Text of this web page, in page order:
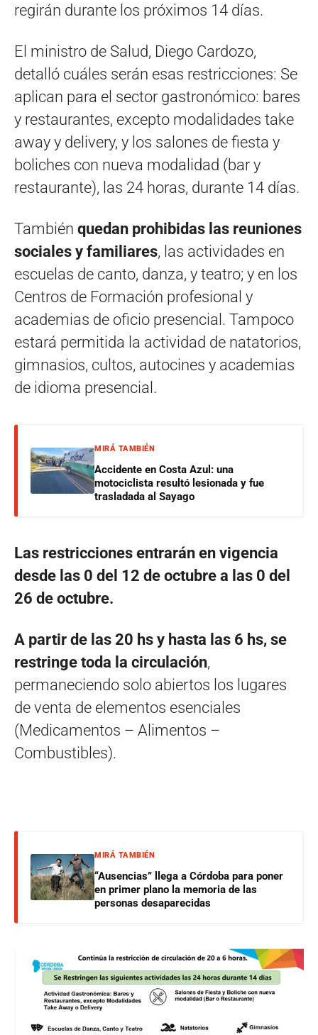
regirán durante los próximos 14 días.
El ministro de Salud, Diego Cardozo,
detalló cuáles serán esas restricciones: Se
aplican para el sector gastronómico: bares
y restaurantes, excepto modalidades take
away y delivery, y los salones de fiesta y
boliches con nueva modalidad (bar y
restaurante), las 24 horas, durante 14 días.
También quedan prohibidas las reuniones
sociales y familiares, las actividades en
escuelas de canto, danza, y teatro; y en los
Centros de Formación profesional y
academias de oficio presencial. Tampoco
estará permitida la actividad de natatorios,
gimnasios, cultos, autocines y academias
de idioma presencial.
MIRÁ TAMBIÉN
Accidente en Costa Azul: una
motociclista resultó lesionada y fue
trasladada al Sayago
Las restricciones entrarán en vigencia
desde las 0 del 12 de octubre a las 0 del
26 de octubre.
A partir de las 20 hs y hasta las 6 hs, se
restringe toda la circulación,
permaneciendo solo abiertos los lugares
de venta de elementos esenciales
(Medicamentos – Alimentos –
Combustibles).
MIRÁ TAMBIÉN
“Ausencias” llega a Córdoba para poner
en primer plano la memoria de las
personas desaparecidas